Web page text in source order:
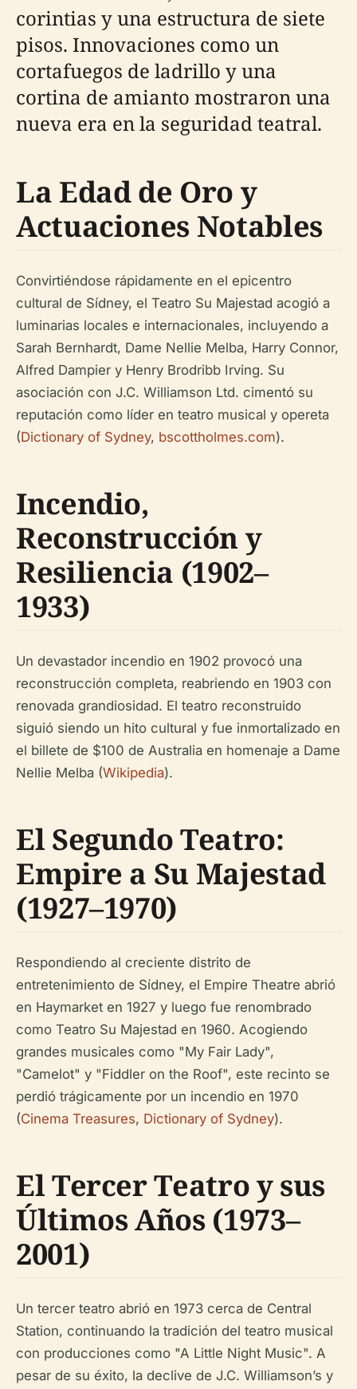
corintias y una estructura de siete
pisos. Innovaciones como un
cortafuegos de ladrillo y una
cortina de amianto mostraron una
nueva era en la seguridad teatral.
La Edad de Oro y
Actuaciones Notables
Convirtiéndose rápidamente en el epicentro
cultural de Sídney, el Teatro Su Majestad acogió a
luminarias locales e internacionales, incluyendo a
Sarah Bernhardt, Dame Nellie Melba, Harry Connor,
Alfred Dampier y Henry Brodribb Irving. Su
asociación con J.C. Williamson Ltd. cimentó su
reputación como líder en teatro musical y opereta
(Dictionary of Sydney, bscottholmes.com).
Incendio,
Reconstrucción y
Resiliencia (1902–
1933)
Un devastador incendio en 1902 provocó una
reconstrucción completa, reabriendo en 1903 con
renovada grandiosidad. El teatro reconstruido
siguió siendo un hito cultural y fue inmortalizado en
el billete de $100 de Australia en homenaje a Dame
Nellie Melba (Wikipedia).
El Segundo Teatro:
Empire a Su Majestad
(1927–1970)
Respondiendo al creciente distrito de
entretenimiento de Sídney, el Empire Theatre abrió
en Haymarket en 1927 y luego fue renombrado
como Teatro Su Majestad en 1960. Acogiendo
grandes musicales como "My Fair Lady",
"Camelot" y "Fiddler on the Roof", este recinto se
perdió trágicamente por un incendio en 1970
(Cinema Treasures, Dictionary of Sydney).
El Tercer Teatro y sus
Últimos Años (1973–
2001)
Un tercer teatro abrió en 1973 cerca de Central
Station, continuando la tradición del teatro musical
con producciones como "A Little Night Music". A
pesar de su éxito, la declive de J.C. Williamson’s y